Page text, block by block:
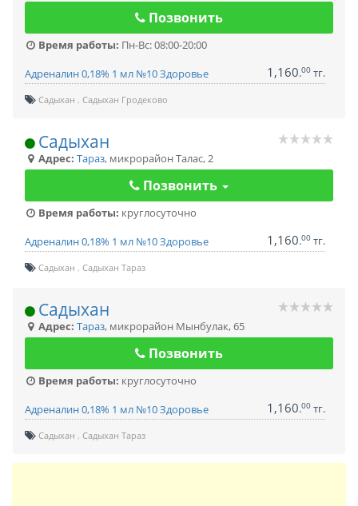
Позвонить
Время работы: Пн-Вс: 08:00-20:00
Адреналин 0,18% 1 мл №10 Здоровье
1,160.00 тг.
Садыхан Садыхан Гродеково
Садыхан
Адрес: Тараз, микрорайон Талас, 2
Позвонить
Время работы: круглосуточно
Адреналин 0,18% 1 мл №10 Здоровье
1,160.00 тг.
Садыхан Садыхан Тараз
Садыхан
Адрес: Тараз, микрорайон Мынбулак, 65
Позвонить
Время работы: круглосуточно
Адреналин 0,18% 1 мл №10 Здоровье
1,160.00 тг.
Садыхан Садыхан Тараз